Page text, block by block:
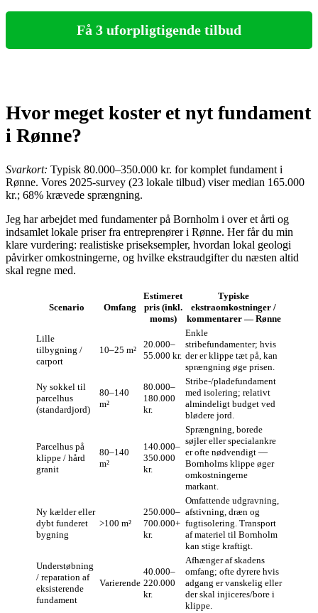
Få 3 uforpligtigende tilbud
Hvor meget koster et nyt fundament
i Rønne?
Svarkort: Typisk 80.000–350.000 kr. for komplet fundament i
Rønne. Vores 2025‑survey (23 lokale tilbud) viser median 165.000
kr.; 68% krævede sprængning.
Jeg har arbejdet med fundamenter på Bornholm i over et årti og
indsamlet lokale priser fra entreprenører i Rønne. Her får du min
klare vurdering: realistiske priseksempler, hvordan lokal geologi
påvirker omkostningerne, og hvilke ekstraudgifter du næsten altid
skal regne med.
Scenario Omfang
Estimeret
pris (inkl.
moms)
Typiske
ekstraomkostninger /
kommentarer — Rønne
Lille
tilbygning /
carport
10–25 m²
20.000–
55.000 kr.
Enkle
stribefundamenter; hvis
der er klippe tæt på, kan
sprængning øge prisen.
Ny sokkel til
parcelhus
(standardjord)
80–140
m²
80.000–
180.000
kr.
Stribe-/pladefundament
med isolering; relativt
almindeligt budget ved
blødere jord.
Parcelhus på
klippe / hård
granit
80–140
m²
140.000–
350.000
kr.
Sprængning, borede
søjler eller specialankre
er ofte nødvendigt —
Bornholms klippe øger
omkostningerne
markant.
Ny kælder eller
dybt funderet
bygning
>100 m²
250.000–
700.000+
kr.
Omfattende udgravning,
afstivning, dræn og
fugtisolering. Transport
af materiel til Bornholm
kan stige kraftigt.
Understøbning
/ reparation af
eksisterende
fundament
Varierende
40.000–
220.000
kr.
Afhænger af skadens
omfang; ofte dyrere hvis
adgang er vanskelig eller
der skal injiceres/bore i
klippe.